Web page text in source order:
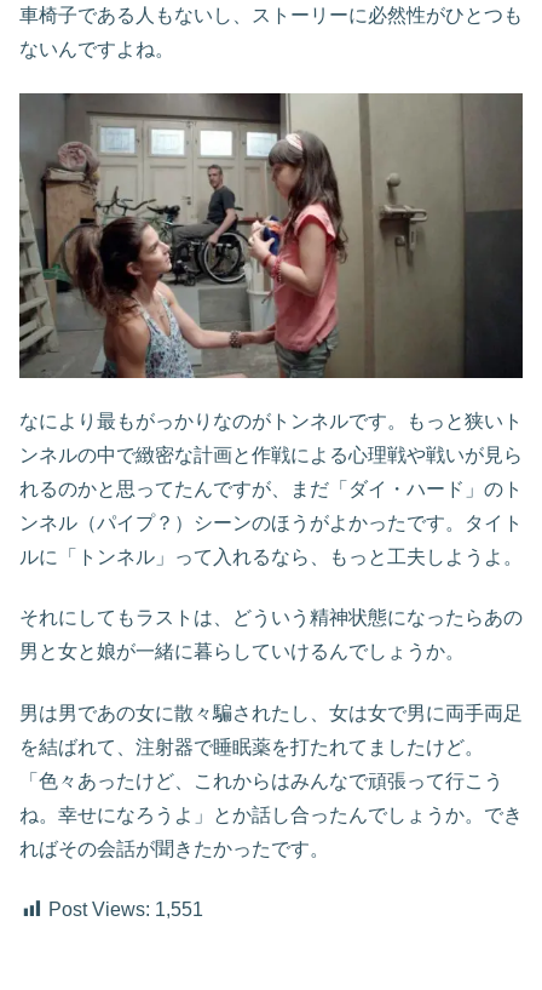
車椅子である人もないし、ストーリーに必然性がひとつも
ないんですよね。
なにより最もがっかりなのがトンネルです。もっと狭いト
ンネルの中で緻密な計画と作戦による心理戦や戦いが見ら
れるのかと思ってたんですが、まだ「ダイ・ハード」のト
ンネル（パイプ？）シーンのほうがよかったです。タイト
ルに「トンネル」って入れるなら、もっと工夫しようよ。
それにしてもラストは、どういう精神状態になったらあの
男と女と娘が一緒に暮らしていけるんでしょうか。
男は男であの女に散々騙されたし、女は女で男に両手両足
を結ばれて、注射器で睡眠薬を打たれてましたけど。
「色々あったけど、これからはみんなで頑張って行こう
ね。幸せになろうよ」とか話し合ったんでしょうか。でき
ればその会話が聞きたかったです。
Post Views: 1,551